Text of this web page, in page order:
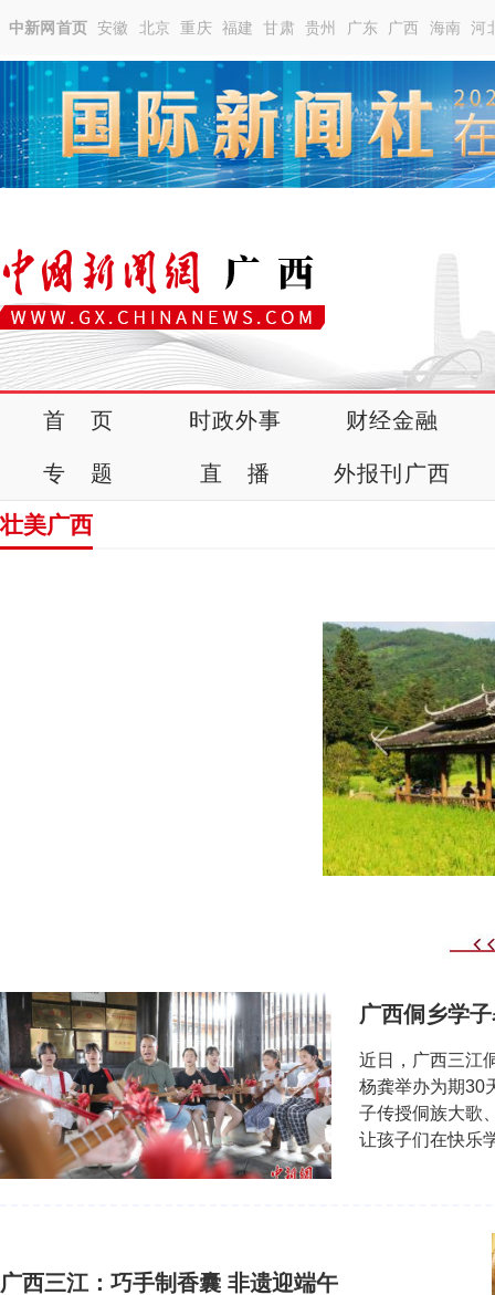
中新网首页 安徽 北京 重庆 福建 甘肃 贵州 广东 广西 海南 河
首 页 时政外事 财经金融
专 题 直 播 外报刊广西
壮美广西
Previous
广西侗乡学
近日，广西三江
杨龚举办为期30
子传授侗族大歌
让孩子们在快乐
广西三江：巧手制香囊 非遗迎端午